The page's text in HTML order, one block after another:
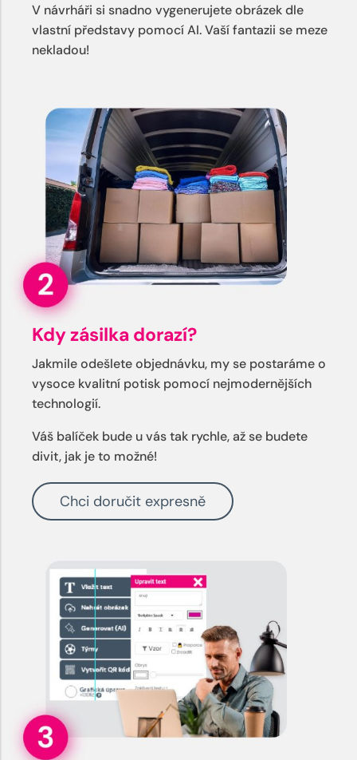
V návrháři si snadno vygenerujete obrázek dle
vlastní představy pomocí AI. Vaší fantazii se meze
nekladou!
Kdy zásilka dorazí?
Jakmile odešlete objednávku, my se postaráme o
vysoce kvalitní potisk pomocí nejmodernějších
technologií.
Váš balíček bude u vás tak rychle, až se budete
divit, jak je to možné!
Chci doručit expresně